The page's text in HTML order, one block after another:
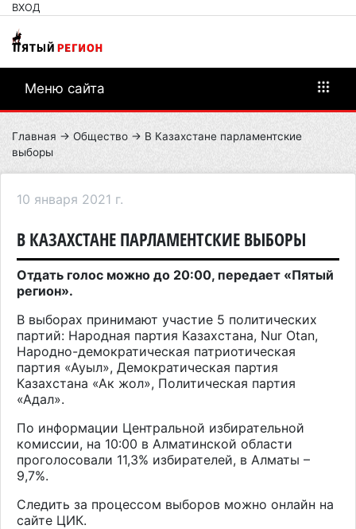
ВХОД
Меню сайта
Главная → Общество → В Казахстане парламентские
выборы
10 января 2021 г.
В КАЗАХСТАНЕ ПАРЛАМЕНТСКИЕ ВЫБОРЫ
Отдать голос можно до 20:00, передает «Пятый
регион».
В выборах принимают участие 5 политических
партий: Народная партия Казахстана, Nur Otan,
Народно-демократическая патриотическая
партия «Ауыл», Демократическая партия
Казахстана «Ак жол», Политическая партия
«Адал».
По информации Центральной избирательной
комиссии, на 10:00 в Алматинской области
проголосовали 11,3% избирателей, в Алматы –
9,7%.
Следить за процессом выборов можно онлайн на
сайте ЦИК.